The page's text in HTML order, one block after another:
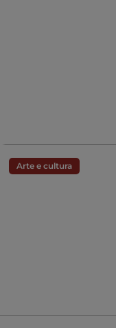
Arte e cultura